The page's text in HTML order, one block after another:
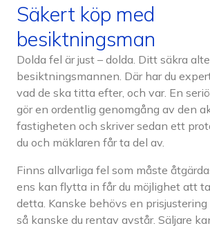
Säkert köp med
besiktningsman
Dolda fel är just – dolda. Ditt säkra
besiktningsmannen. Där har du
vad de ska titta efter, och var. En
gör en ordentlig genomgång av den
fastigheten och skriver sedan ett
du och mäklaren får ta del av.
Finns allvarliga fel som måste
ens kan flytta in får du möjlighet att
detta. Kanske behövs en
så kanske du rentav avstår. Säljare